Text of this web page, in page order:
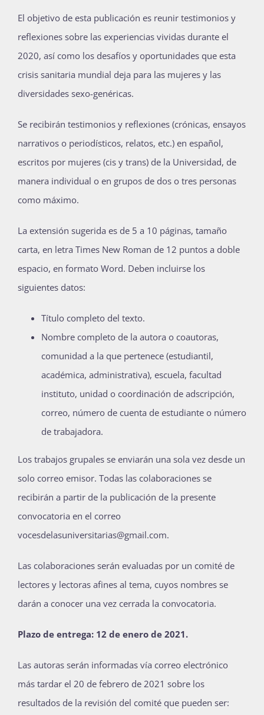
El objetivo de esta publicación es reunir testimonios y
reflexiones sobre las experiencias vividas durante el
2020, así como los desafíos y oportunidades que esta
crisis sanitaria mundial deja para las mujeres y las
diversidades sexo-genéricas.
Se recibirán testimonios y reflexiones (crónicas, ensayos
narrativos o periodísticos, relatos, etc.) en español,
escritos por mujeres (cis y trans) de la Universidad, de
manera individual o en grupos de dos o tres personas
como máximo.
La extensión sugerida es de 5 a 10 páginas, tamaño
carta, en letra Times New Roman de 12 puntos a doble
espacio, en formato Word. Deben incluirse los
siguientes datos:
Título completo del texto.
Nombre completo de la autora o coautoras,
comunidad a la que pertenece (estudiantil,
académica, administrativa), escuela, facultad
instituto, unidad o coordinación de adscripción,
correo, número de cuenta de estudiante o número
de trabajadora.
Los trabajos grupales se enviarán una sola vez desde un
solo correo emisor. Todas las colaboraciones se
recibirán a partir de la publicación de la presente
convocatoria en el correo
vocesdelasuniversitarias@gmail.com.
Las colaboraciones serán evaluadas por un comité de
lectores y lectoras afines al tema, cuyos nombres se
darán a conocer una vez cerrada la convocatoria.
Plazo de entrega: 12 de enero de 2021.
Las autoras serán informadas vía correo electrónico
más tardar el 20 de febrero de 2021 sobre los
resultados de la revisión del comité que pueden ser: